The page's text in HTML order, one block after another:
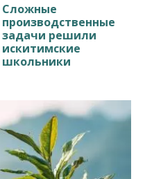
Сложные
производственные
задачи решили
искитимские
школьники